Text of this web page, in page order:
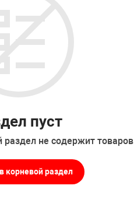
пуст
не содержит товаров
корневой раздел